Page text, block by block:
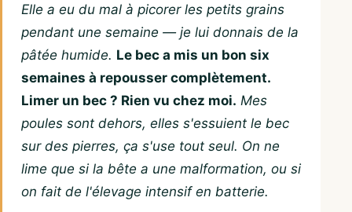
Elle a eu du mal à picorer les petits grains
pendant une semaine — je lui donnais de la
pâtée humide. Le bec a mis un bon six
semaines à repousser complètement.
Limer un bec ? Rien vu chez moi. Mes
poules sont dehors, elles s'essuient le bec
sur des pierres, ça s'use tout seul. On ne
lime que si la bête a une malformation, ou si
on fait de l'élevage intensif en batterie.